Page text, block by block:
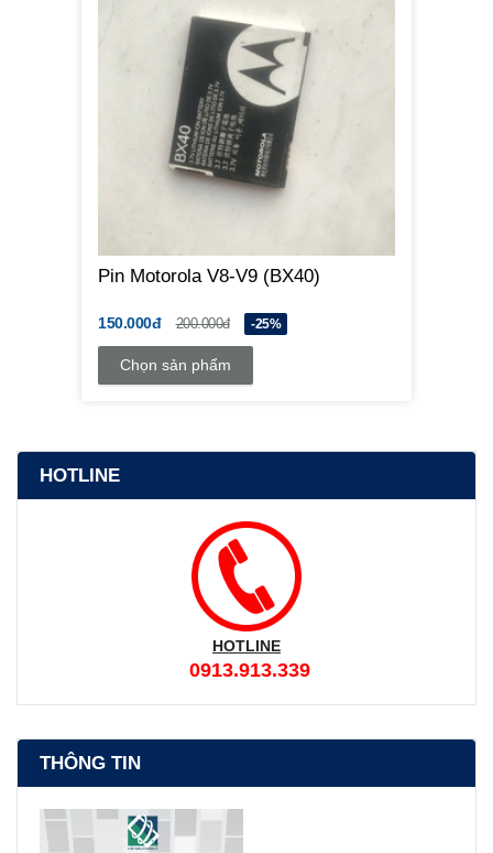
Pin Motorola V8-V9 (BX40)
150.000đ 200.000đ -25%
Chọn sản phẩm
HOTLINE
HOTLINE
0913.913.339
THÔNG TIN